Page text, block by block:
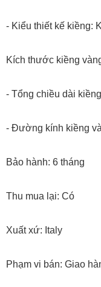
- Kiểu thiết kế kiềng:
Kích thước kiềng
- Tổng chiều dài
- Đường kính kiềng
Bảo hành: 6 tháng
Thu mua lại: Có
Xuất xứ: Italy
Phạm vi bán: Giao